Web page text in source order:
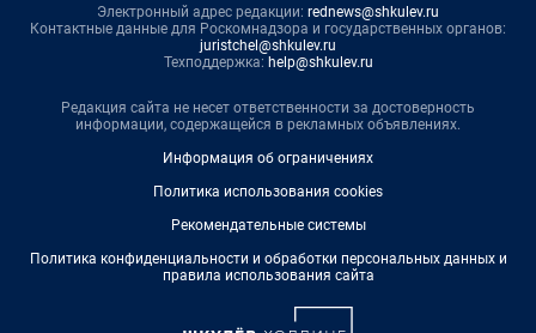
Электронный адрес редакции: rednews@shkulev.ru
Контактные данные для Роскомнадзора и государственных органов:
juristchel@shkulev.ru
Техподдержка: help@shkulev.ru
Редакция сайта не несет ответственности за достоверность
информации, содержащейся в рекламных объявлениях.
Информация об ограничениях
Политика использования cookies
Рекомендательные системы
Политика конфиденциальности и обработки персональных данных и
правила использования сайта